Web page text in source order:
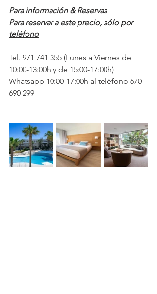
Para información & Reservas
Para reservar a este precio, sólo por
teléfono
Tel. 971 741 355 (Lunes a Viernes de
10:00-13:00h y de 15:00-17:00h)
Whatsapp 10:00-17:00h al teléfono 670
690 299